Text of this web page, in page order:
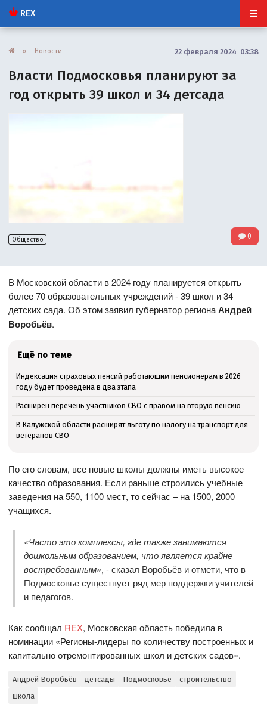
REX
» Новости 22 февраля 2024 03:38
Власти Подмосковья планируют за
год открыть 39 школ и 34 детсада
Общество 0
В Московской области в 2024 году планируется открыть
более 70 образовательных учреждений - 39 школ и 34
детских сада. Об этом заявил губернатор регионаАндрей
Воробьёв.
Ещё по теме
Индексация страховых пенсий работающим пенсионерам в 2026
году будет проведена в два этапа
Расширен перечень участников СВО с правом на вторую пенсию
В Калужской области расширят льготу по налогу на транспорт для
ветеранов СВО
По его словам, все новые школы должны иметь высокое
качество образования. Если раньше строились учебные
заведения на 550, 1100 мест, то сейчас – на 1500, 2000
учащихся.
«Часто это комплексы, где также занимаются
дошкольным образованием, что является крайне
востребованным», - сказал Воробьёв и отмети, что в
Подмосковье существует ряд мер поддержки учителей
и педагогов.
Как сообщал REX, Московская область победила в
номинации «Регионы-лидеры по количеству построенных и
капитально отремонтированных школ и детских садов».
Андрей Воробьёв детсады Подмосковье
строительство
школа